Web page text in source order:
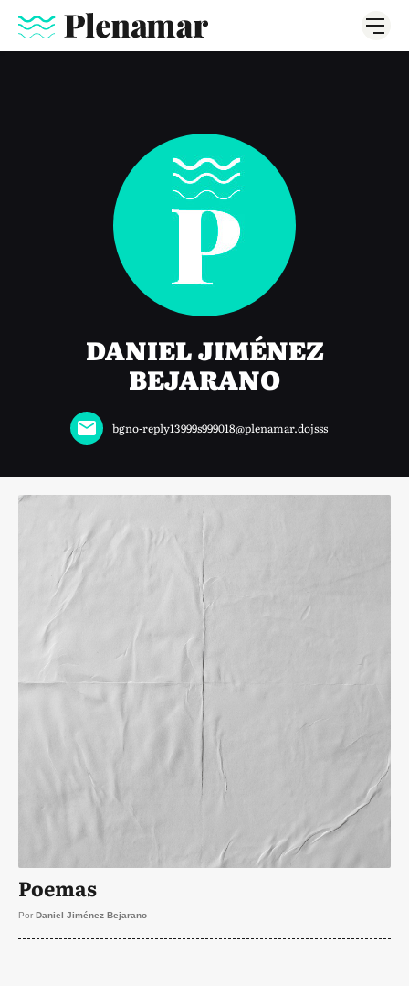
DANIEL JIMÉNEZ
BEJARANO
bgno-reply13999s999018@plenamar.dojsss
Poemas
Por Daniel Jiménez Bejarano